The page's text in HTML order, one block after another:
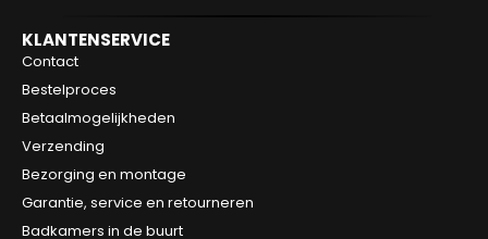
KLANTENSERVICE
Contact
Bestelproces
Betaalmogelijkheden
Verzending
Bezorging en montage
Garantie, service en retourneren